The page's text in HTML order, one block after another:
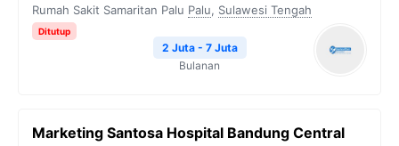
Rumah Sakit Samaritan Palu Palu, Sulawesi Tengah
Ditutup
2 Juta - 7 Juta
Bulanan
Marketing Santosa Hospital Bandung Central